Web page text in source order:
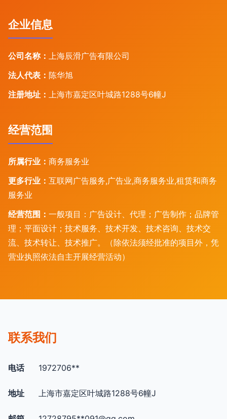
企业信息
公司名称： 上海辰滑广告有限公司
法人代表： 陈华旭
注册地址： 上海市嘉定区叶城路1288号6幢J
经营范围
所属行业： 商务服务业
更多行业： 互联网广告服务,广告业,商务服务业,租赁和商务
服务业
经营范围： 一般项目：广告设计、代理；广告制作；品牌管
理；平面设计；技术服务、技术开发、技术咨询、技术交
流、技术转让、技术推广。（除依法须经批准的项目外，凭
营业执照依法自主开展经营活动）
联系我们
电话 1972706**
地址 上海市嘉定区叶城路1288号6幢J